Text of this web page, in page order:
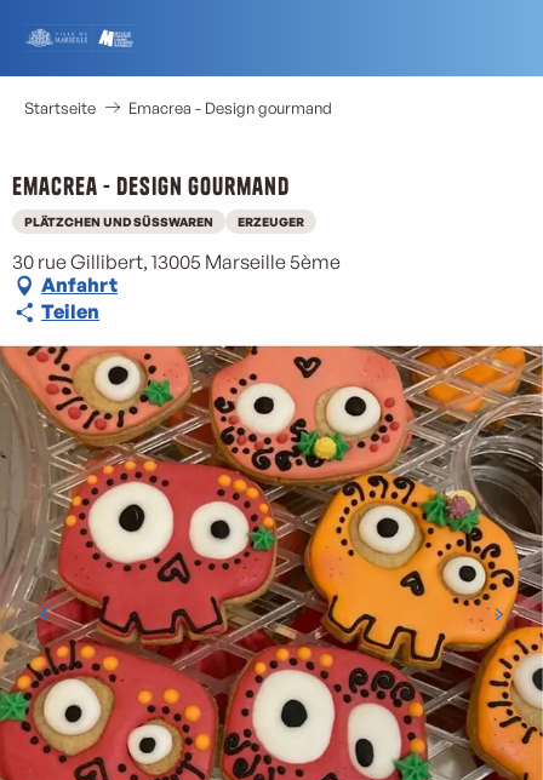
contenu
principal
Startseite Emacrea - Design gourmand
Emacrea - Design gourmand
PLÄTZCHEN UND SÜSSWAREN ERZEUGER
30 rue Gillibert, 13005 Marseille 5ème
Anfahrt
Teilen